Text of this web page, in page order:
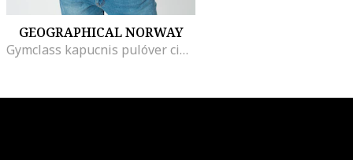
GEOGRAPHICAL NORWAY
Gymclass kapucnis pulóver cipzáros nyakkivágással, Halványkék/Tengerészkék